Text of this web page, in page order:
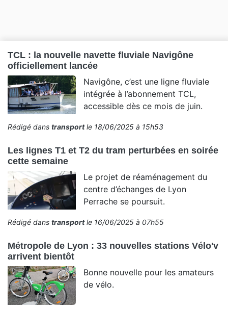
TCL : la nouvelle navette fluviale Navigône
officiellement lancée
Navigône, c’est une ligne fluviale
intégrée à l’abonnement TCL,
accessible dès ce mois de juin.
Rédigé dans transportle 18/06/2025 à 15h53
Les lignes T1 et T2 du tram perturbées en soirée
cette semaine
Le projet de réaménagement du
centre d’échanges de Lyon
Perrache se poursuit.
Rédigé dans transportle 16/06/2025 à 07h55
Métropole de Lyon : 33 nouvelles stations Vélo'v
arrivent bientôt
Bonne nouvelle pour les amateurs
de vélo.